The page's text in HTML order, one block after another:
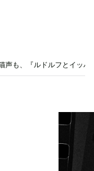
声も、『ルドルフとイッパ